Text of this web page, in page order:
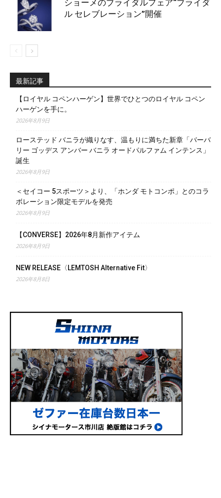
ショーメのブライダルフェア“ブライダ
ル セレブレーション”開催
最新記事
【ロイヤル コペンハーゲン】世界でひとつのロイヤル コペン
ハーゲンを手に。
2026年8月9日
ローステッド バニラが織りなす、温もりに満ちた新章「バーバ
リー ゴッデス アンバー バニラ オードパルファム インテンス」
誕生
2026年8月9日
＜セイコー 5スポーツ＞より、「ホンダ モトコンポ」とのコラ
ボレーション限定モデルを発売
2026年8月9日
【CONVERSE】2026年8月新作アイテム
2026年8月9日
NEW RELEASE〈LEMTOSH Alternative Fit〉
2026年8月8日